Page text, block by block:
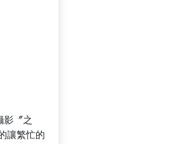
影〞之
讓繁忙的